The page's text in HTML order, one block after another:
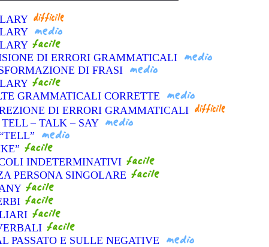
DI ERRORI GRAMMATICALI
DI FRASI
GRAMMATICALI CORRETTE
DI ERRORI GRAMMATICALI
– TALK – SAY
INDETERMINATIVI
PERSONA SINGOLARE
PASSATO E SULLE NEGATIVE